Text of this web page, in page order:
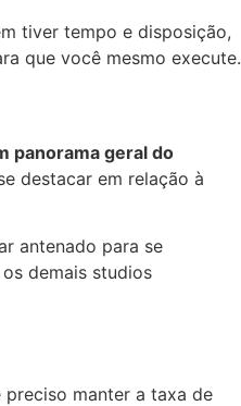
tiver tempo e disposição,
que você mesmo execute.
panorama geral do
destacar em relação à
antenado para se
demais studios
manter a taxa de